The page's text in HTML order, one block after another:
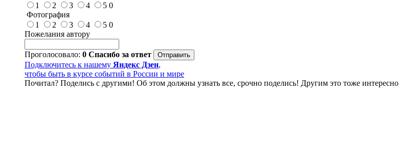
1
2 3 4 5 0
Фотография
1
2 3 4 5 0
Пожелания автору
Проголосовало: 0 Спасибо за ответ
Подключитесь к нашему Яндекс Дзен,
чтобы быть в курсе событий в России и мире
Почитал? Поделись с другими! Об этом должны узнать все, срочно поделись! Другим это тоже интересно